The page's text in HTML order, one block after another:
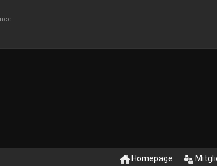
Homepage